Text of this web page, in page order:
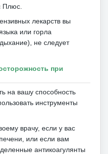
Плюс.
лекарств вы
или горла
не следует
при
на вашу способность
инструменты
врачу, если у вас
или если вам
антикоагулянты